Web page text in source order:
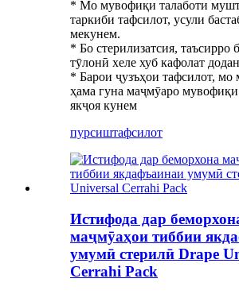
* Мо мувофиқи талаботи
таркиби тафсилот, усули
мекунем.
* Бо стерилизатсия, таъсирро
тӯлонӣ хеле хуб кафолат
* Барои ҷузъҳои тафсилот, мо
ҳама гуна маҷмӯаро
якҷоя кунем
пурсиштафсилот
Истифода дар
маҷмӯаҳои тиббии
умумӣ стерилӣ Drape
Cerrahi Pack